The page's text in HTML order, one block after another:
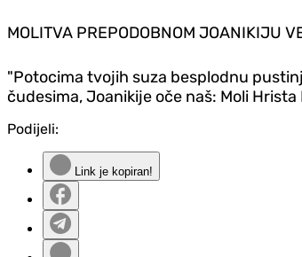
MOLITVA PREPODOBNOM JOANIKIJU
"Potocima tvojih suza besplodnu
čudesima, Joanikije oče naš: Moli Hrista
Podijeli:
Link je kopiran!